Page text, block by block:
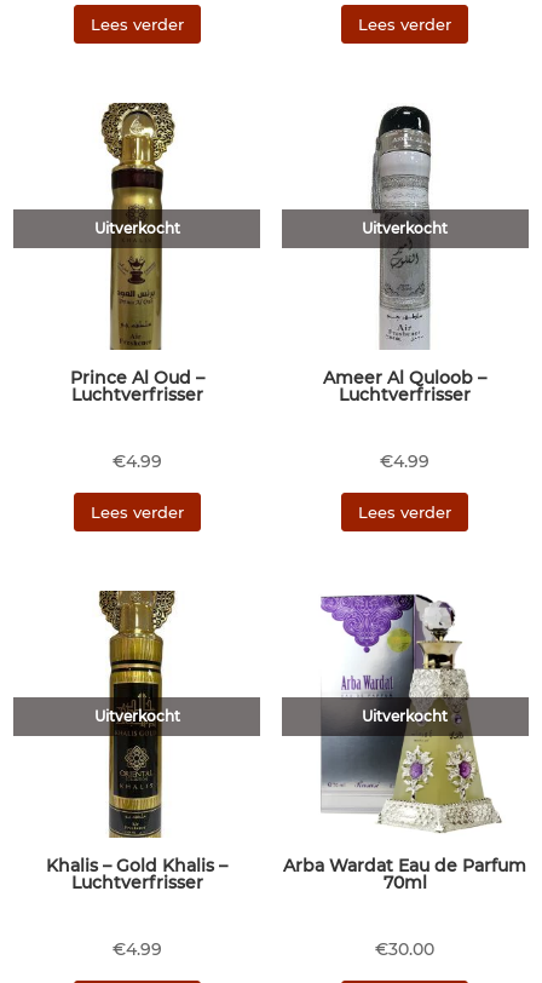
Lees verder Lees verder
Uitverkocht
Prince Al Oud –
Luchtverfrisser
€4.99
Lees verder
Uitverkocht
Ameer Al Quloob –
Luchtverfrisser
€4.99
Lees verder
Uitverkocht
Khalis – Gold Khalis –
Luchtverfrisser
€4.99
Uitverkocht
Arba Wardat Eau de Parfum
70ml
€30.00